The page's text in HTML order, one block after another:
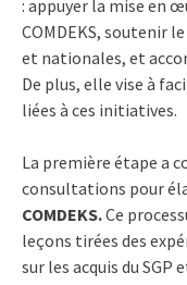
: appuyer la mise en
COMDEKS, soutenir
et nationales, et
De plus, elle vise à
liées à ces initiatives.
La première étape a
consultations pour
COMDEKS.Ce
leçons tirées des
sur les acquis du SGP